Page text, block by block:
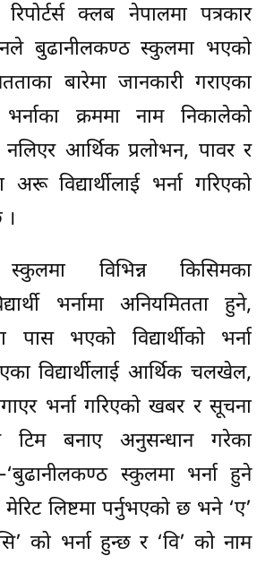
क्लब नेपालमा पत्रकार
बुढानीलकण्ठ स्कुलमा भएको
बारेमा जानकारी गराएका
भर्नाका क्रममा नाम निकालेको
नलिएर आर्थिक प्रलोभन, पावर र
विद्यार्थीलाई भर्ना गरिएको
स्कुलमा विभिन्न किसिमका
भर्नामा अनियमितता हुने,
पास भएको विद्यार्थीको भर्ना
विद्यार्थीलाई आर्थिक चलखेल,
भर्ना गरिएको खबर र सूचना
टिम बनाए अनुसन्धान गरेका
स्कुलमा भर्ना हुने
मेरिट लिष्टमा पर्नुभएको छ भने ‘ए’
को भर्ना हुन्छ र ‘वि’ को नाम